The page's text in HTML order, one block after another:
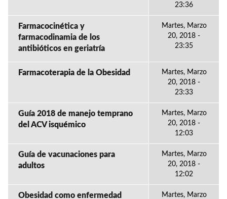
23:36
Farmacocinética y
farmacodinamia de los
antibióticos en geriatría
Martes, Marzo
20, 2018 -
23:35
Farmacoterapia de la Obesidad
Martes, Marzo
20, 2018 -
23:33
Guía 2018 de manejo temprano
del ACV isquémico
Martes, Marzo
20, 2018 -
12:03
Guía de vacunaciones para
adultos
Martes, Marzo
20, 2018 -
12:02
Obesidad como enfermedad
Martes, Marzo